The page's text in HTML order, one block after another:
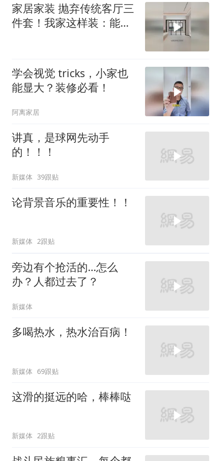
家居家装 抛弃传统客厅三
件套！我家这样装：能
学会视觉 tricks，小家也
能显大？装修必看！
阿离家居
讲真，是球网先动手
的！！！
新媒体 39跟贴
论背景音乐的重要性！！
新媒体 2跟贴
旁边有个抢活的…怎么
办？人都过去了？
新媒体
多喝热水，热水治百病！
新媒体 69跟贴
这滑的挺远的哈，棒棒哒
新媒体 2跟贴